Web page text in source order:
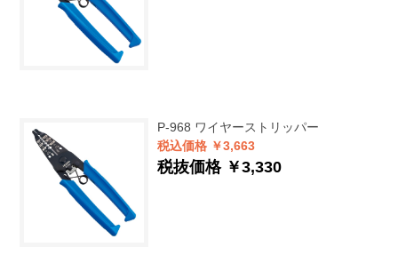
P-968 ワイヤーストリッパー
税込価格 ￥3,663
税抜価格 ￥3,330